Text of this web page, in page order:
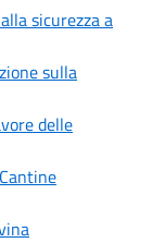
sicurezza a
sulla
delle